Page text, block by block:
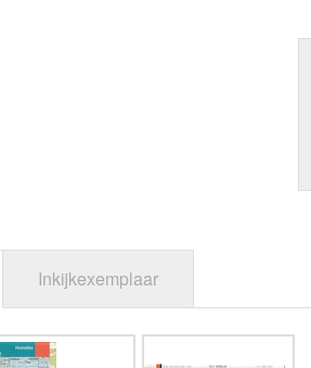
Inkijkexemplaar